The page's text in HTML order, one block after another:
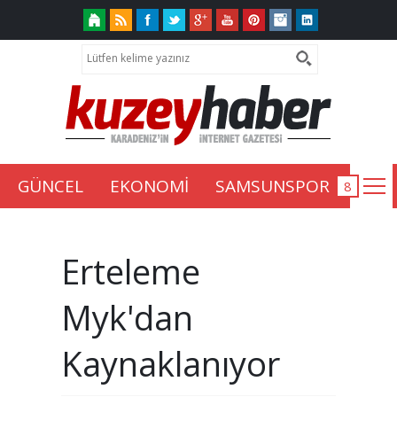
GÜNCEL EKONOMİ SAMSUNSPOR
Erteleme
Myk'dan
Kaynaklanıyor